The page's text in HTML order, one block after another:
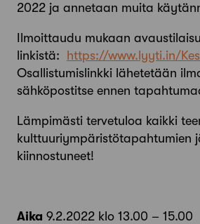
2022 ja annetaan muita
Ilmoittaudu mukaan
linkistä:
https://www.lyyti.in/
Osallistumislinkki lähetetään
sähköpostitse ennen
Lämpimästi tervetuloa kaikki
kulttuuriympäristötapahtumien
kiinnostuneet!
Aika 9.2.2022 klo 13.00 – 15.00